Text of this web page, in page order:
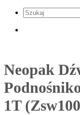
Neopak
1T